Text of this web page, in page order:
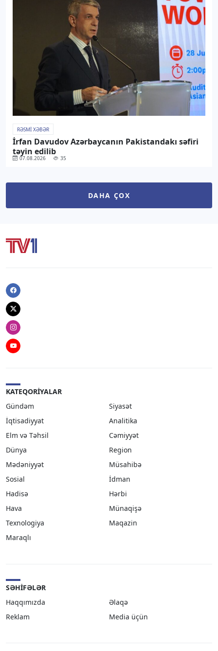
RƏSMI XƏBƏR
İrfan Davudov Azərbaycanın Pakistandakı səfiri
təyin edilib
07.08.2026 35
DAHA ÇOX
Facebook
Twitter
Instagram
Youtube
KATEQORIYALAR
Gündəm
Siyasət
İqtisadiyyat
Analitika
Elm və Təhsil
Cəmiyyət
Dünya
Region
Mədəniyyət
Müsahibə
Sosial
İdman
Hadisə
Hərbi
Hava
Münaqişə
Texnologiya
Maqazin
Maraqlı
SƏHIFƏLƏR
Haqqımızda
Əlaqə
Reklam
Media üçün